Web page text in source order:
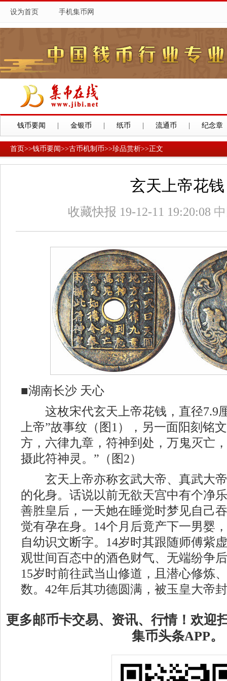
设为首页 手机集币网
钱币要闻 金银币 纸币 流通币 纪念章
首页>>钱币要闻>>古币机制币>>珍品赏析>>正文
玄天上帝花钱
收藏快报 19-12-11 19:20:08
■湖南长沙 天心
这枚宋代玄天上帝花钱，直径7.9
上帝”故事纹（图1），另一面阳刻铭
方，六律九章，符神到处，万鬼灭亡
摄此符神灵。”（图2）
玄天上帝亦称玄武大帝、真武大帝
的化身。话说以前无欲天宫中有个净
善胜皇后，一天她在睡觉时梦见自己
觉有孕在身。14个月后竟产下一男婴
自幼识文断字。14岁时其跟随师傅紫
观世间百态中的酒色财气、无端纷争
15岁时前往武当山修道，且潜心修炼
数。42年后其功德圆满，被玉皇大帝
更多邮币卡交易、资讯、行情！欢迎
集币头条APP。